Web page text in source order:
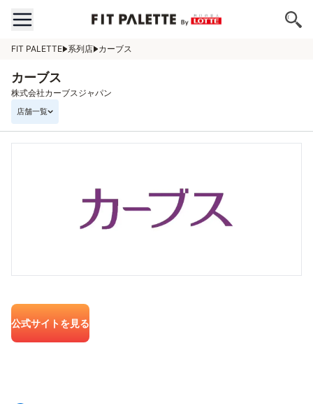
FIT PALETTE 系列店 カーブス
カーブス
株式会社カーブスジャパン
店舗一覧
公式サイトを見る